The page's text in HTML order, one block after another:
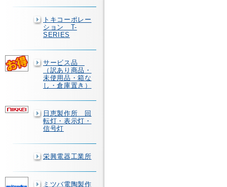
トキコーポレー
ション T-
SERIES
サービス品
（訳あり商品・
未使用品・箱な
し・倉庫置き）
日恵製作所 回
転灯・表示灯・
信号灯
栄興電器工業所
ミツバ電陶製作